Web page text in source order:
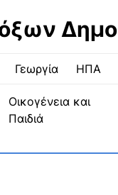
Γεωργία ΗΠΑ
Οικογένεια και
Παιδιά